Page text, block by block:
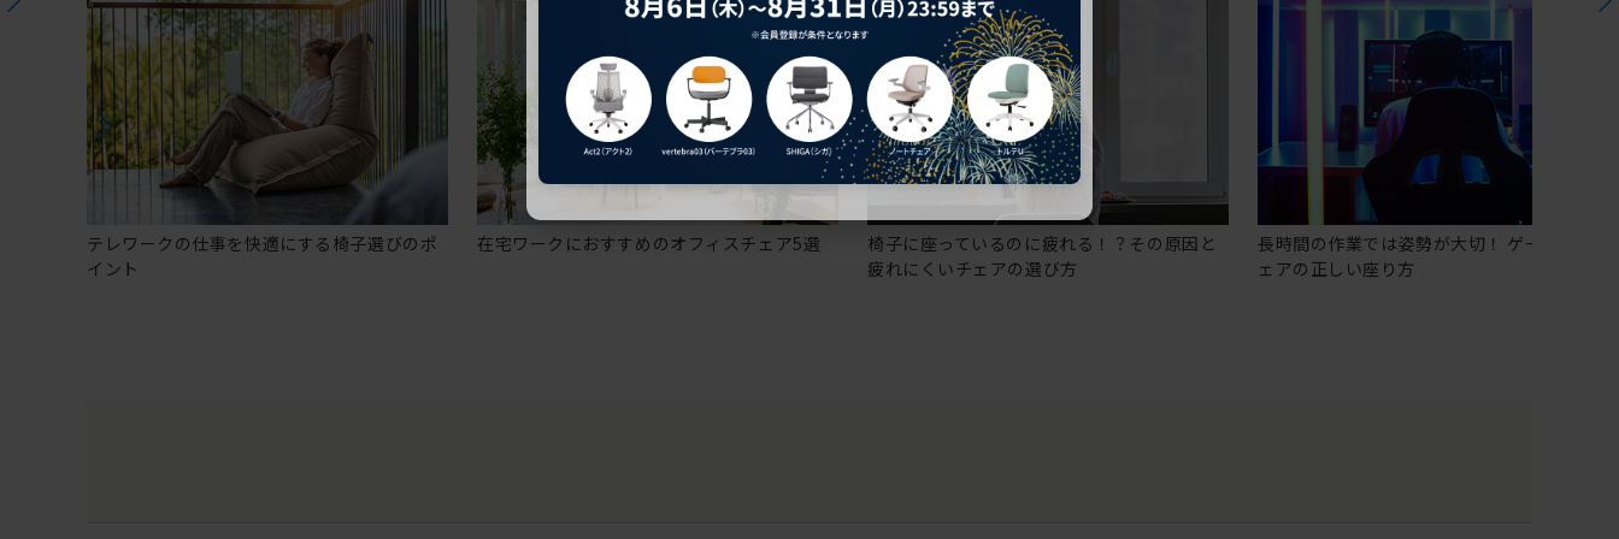
テレワークの仕事を快適にする椅子選びのポ
イント
在宅ワークにおすすめのオフィスチェア5選
椅子に座っているのに疲れる！？その原因と
疲れにくいチェアの選び方
長時間の作業では姿勢が大切！ ゲーミングチ
ェアの正しい座り方